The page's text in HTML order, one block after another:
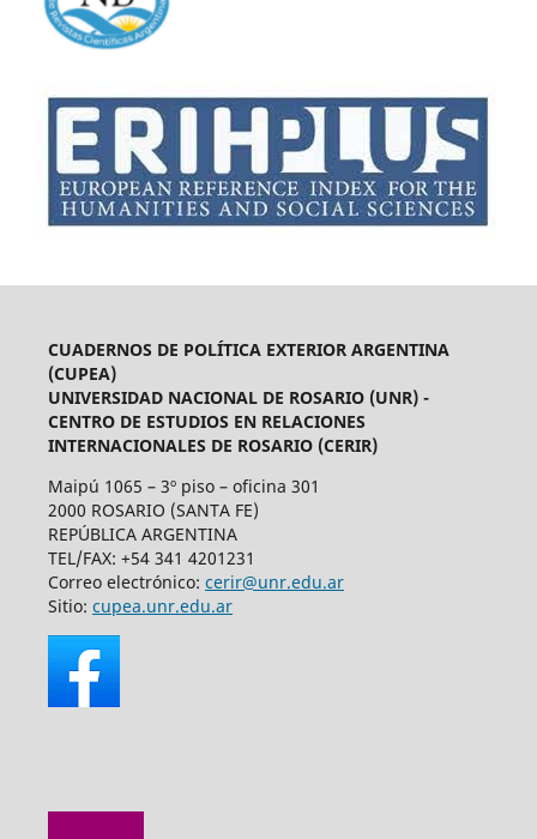
CUADERNOS DE POLÍTICA EXTERIOR ARGENTINA
(CUPEA)
UNIVERSIDAD NACIONAL DE ROSARIO (UNR) -
CENTRO DE ESTUDIOS EN RELACIONES
INTERNACIONALES DE ROSARIO (CERIR)
Maipú 1065 – 3º piso – oficina 301
2000 ROSARIO (SANTA FE)
REPÚBLICA ARGENTINA
TEL/FAX: +54 341 4201231
Correo electrónico: cerir@unr.edu.ar
Sitio: cupea.unr.edu.ar